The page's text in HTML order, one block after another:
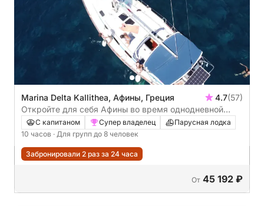
Marina Delta Kallithea, Афины, Греция 4.7(57)
Откройте для себя Афины во время однодневной
морской прогулки на яхте.
С капитаном Супер владелец
Парусная лодка
10 часов · Для групп до 8 человек
Забронировали 2 раз за 24 часа
От 45 192 ₽